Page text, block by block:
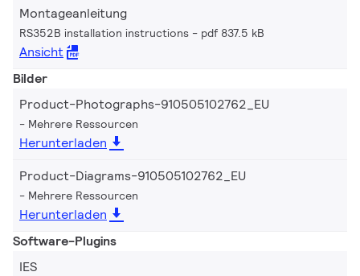
Montageanleitung
RS352B installation instructions pdf 837.5 kB
Ansicht
Bilder
Product-Photographs-910505102762_EU
Mehrere Ressourcen
Herunterladen
Product-Diagrams-910505102762_EU
Mehrere Ressourcen
Herunterladen
Software-Plugins
IES